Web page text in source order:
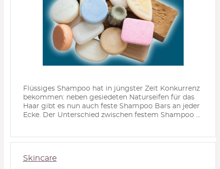
Flüssiges Shampoo hat in jüngster Zeit Konkurrenz
bekommen: neben gesiedeten Naturseifen für das
Haar gibt es nun auch feste Shampoo Bars an jeder
Ecke. Der Unterschied zwischen festem Shampoo ...
Skincare